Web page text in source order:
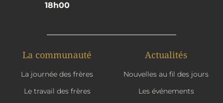
18h00
La communauté
La journée des frères
Le travail des frères
Actualités
Nouvelles au fil des jours
Les événements